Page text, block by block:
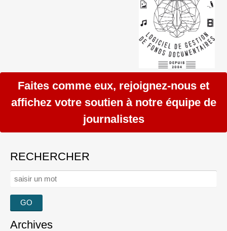
Faites comme eux, rejoignez-nous et
affichez votre soutien à notre équipe de
journalistes
RECHERCHER
Rechercher :
Archives